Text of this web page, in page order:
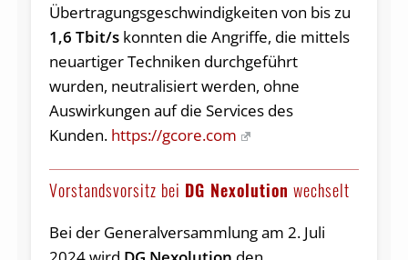
Übertragungsgeschwindigkeiten von bis zu
1,6 Tbit/skonnten die Angriffe, die mittels
neuartiger Techniken durchgeführt
wurden, neutralisiert werden, ohne
Auswirkungen auf die Services des
Kunden. https://gcore.com
Vorstandsvorsitz bei DG Nexolution wechselt
Bei der Generalversammlung am 2. Juli